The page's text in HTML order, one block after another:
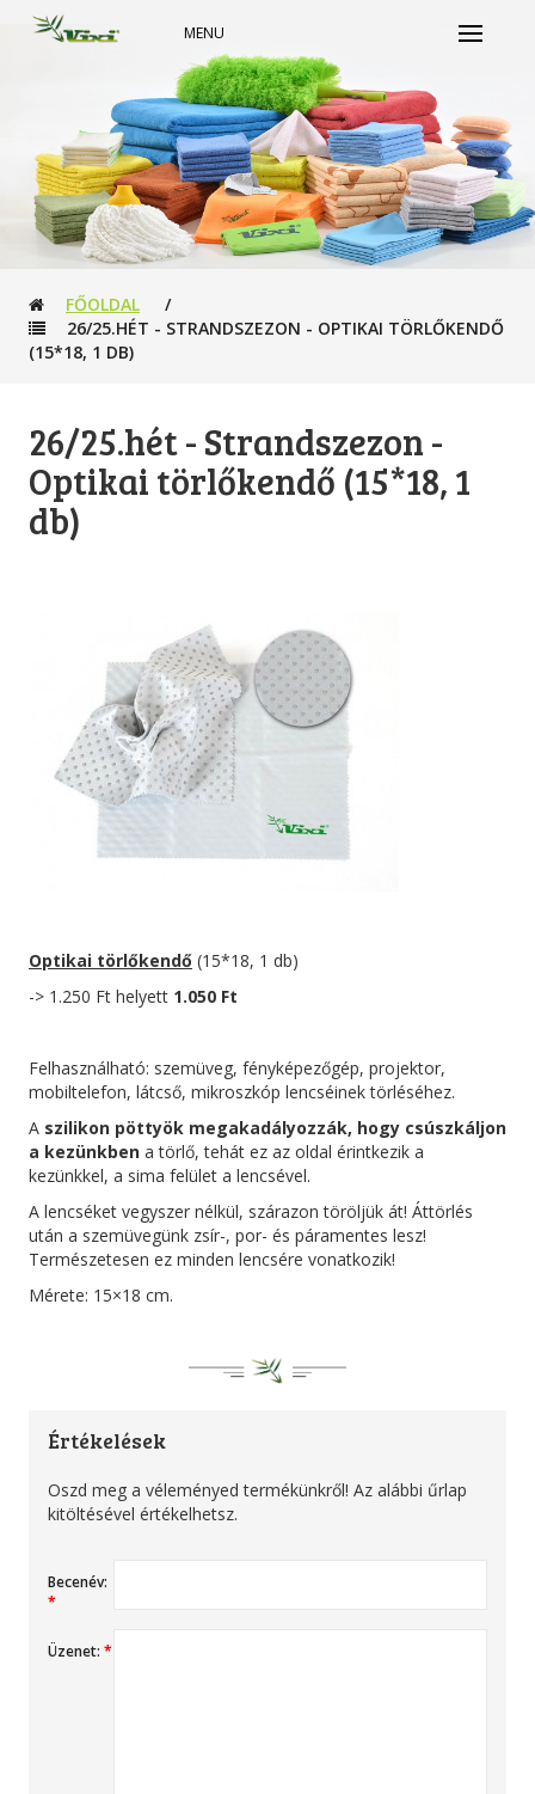
MENU
FŐOLDAL
/
26/25.HÉT - STRANDSZEZON - OPTIKAI TÖRLŐKENDŐ
(15*18, 1 DB)
26/25.hét - Strandszezon -
Optikai törlőkendő (15*18, 1
db)
Optikai törlőkendő (15*18, 1 db)
-> 1.250 Ft helyett 1.050 Ft
Felhasználható: szemüveg, fényképezőgép, projektor,
mobiltelefon, látcső, mikroszkóp lencséinek törléséhez.
A szilikon pöttyök megakadályozzák, hogy csúszkáljon
a kezünkben a törlő, tehát ez az oldal érintkezik a
kezünkkel, a sima felület a lencsével.
A lencséket vegyszer nélkül, szárazon töröljük át! Áttörlés
után a szemüvegünk zsír-, por- és páramentes lesz!
Természetesen ez minden lencsére vonatkozik!
Mérete: 15×18 cm.
Értékelések
Oszd meg a véleményed termékünkről! Az alábbi űrlap
kitöltésével értékelhetsz.
Becenév:
*
Üzenet: *